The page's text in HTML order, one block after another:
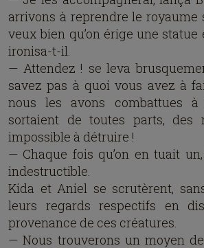
arrivons à reprendre le royaume
veux bien qu’on érige une statue
ironisa-t-il.
— Attendez ! se leva
savez pas à quoi vous avez à
nous les avons combattues à
sortaient de toutes parts, des
impossible à détruire !
— Chaque fois qu’on en tuait
indestructible.
Kida et Aniel se scrutèrent,
leurs regards respectifs en
provenance de ces créatures.
— Nous trouverons un moyen